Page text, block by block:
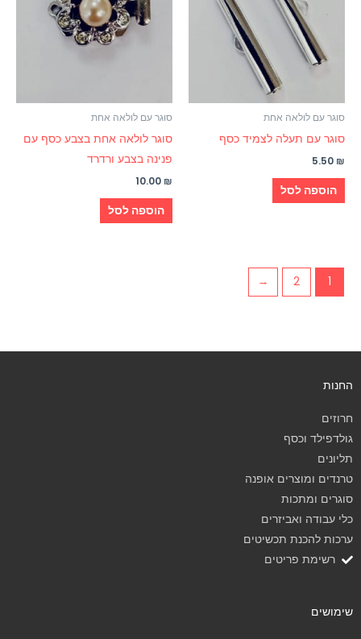
סוגר עם לולאה אחת
סוגר עם תעלה לצמיד כסף
5.50 ₪
הוספה לסל
סוגר עם לולאה אחת
סוגר לולאה אחת בצבע כסף עם
פנינה בצבע ורדרד
10.00 ₪
הוספה לסל
1
2
←
החנות
חרוזים
גולדפילד וכסף
תליונים
טרנדים ומוצרים אופנה
סוגרים ומתכות
כלי עבודה ואביזרים
ערכות להכנת תכשיטים
רשימת פריטים
שימושים